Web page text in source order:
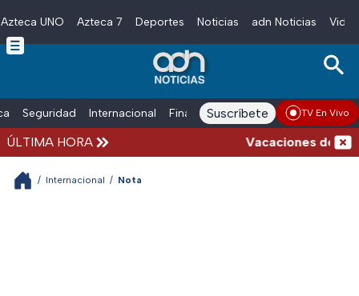
Skip to main content
Azteca UNO Azteca 7 Deportes Noticias adn Noticias
Seguridad Internacional Finanzas adn Noticias Radio
Suscríbete TV En Vivo
ÚLTIMA HORA Vacaciones de
/ Internacional / Nota